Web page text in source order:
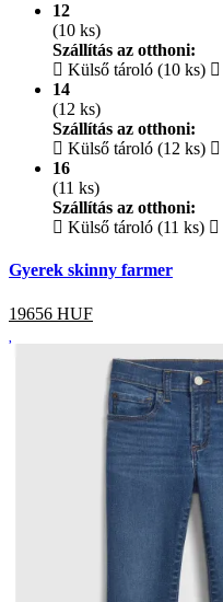
12
(10 ks)
Szállítás az otthoni:
Külső tároló (10 ks)
14
(12 ks)
Szállítás az otthoni:
Külső tároló (12 ks)
16
(11 ks)
Szállítás az otthoni:
Külső tároló (11 ks)
Gyerek skinny farmer
19656 HUF